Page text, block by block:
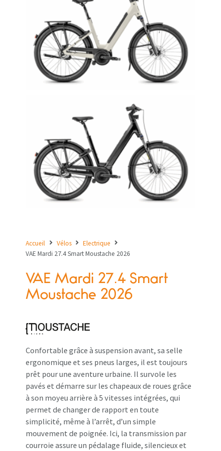
Accueil Vélos
Electrique
VAE Mardi 27.4 Smart Moustache 2026
VAE Mardi 27.4 Smart
Moustache 2026
Confortable grâce à suspension avant, sa selle
ergonomique et ses pneus larges, il est toujours
prêt pour une aventure urbaine. Il survole les
pavés et démarre sur les chapeaux de roues grâce
à son moyeu arrière à 5 vitesses intégrées, qui
permet de changer de rapport en toute
simplicité, même à l’arrêt, d’un simple
mouvement de poignée. Ici, la transmission par
courroie assure un pédalage fluide, silencieux et